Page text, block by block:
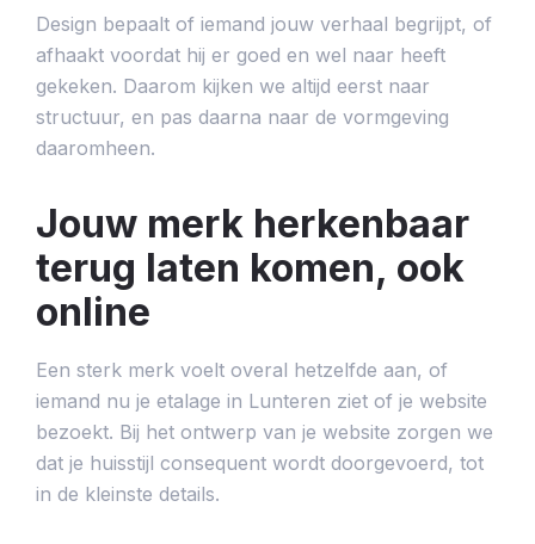
Design bepaalt of iemand jouw verhaal begrijpt, of
afhaakt voordat hij er goed en wel naar heeft
gekeken. Daarom kijken we altijd eerst naar
structuur, en pas daarna naar de vormgeving
daaromheen.
Jouw merk herkenbaar
terug laten komen, ook
online
Een sterk merk voelt overal hetzelfde aan, of
iemand nu je etalage in Lunteren ziet of je website
bezoekt. Bij het ontwerp van je website zorgen we
dat je huisstijl consequent wordt doorgevoerd, tot
in de kleinste details.